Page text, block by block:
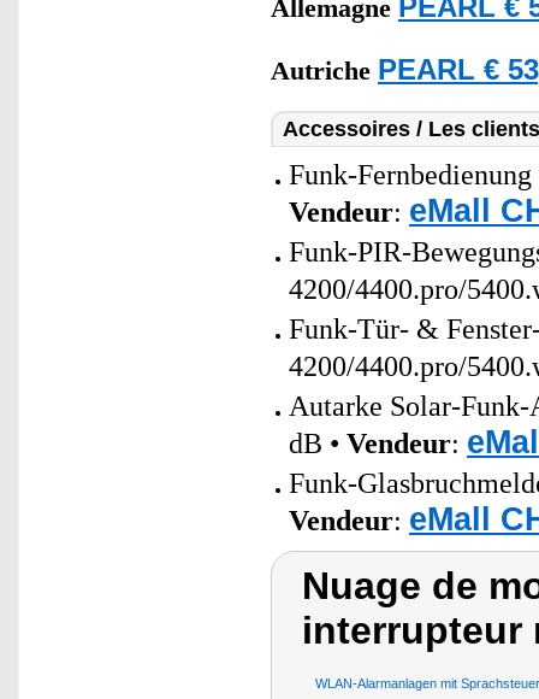
Allemagne PEARL €
Autriche PEARL €
Accessoires / Les
Funk-
Vendeur: eMall
Funk-PIR-
4200/4400.pro/
Funk-Tür- &
4200/4400.pro/
Autarke Solar-
dB • Vendeur:
Funk-
Vendeur: eMall
Nuage de
interrupteur
WLAN-Alarmanlagen mit